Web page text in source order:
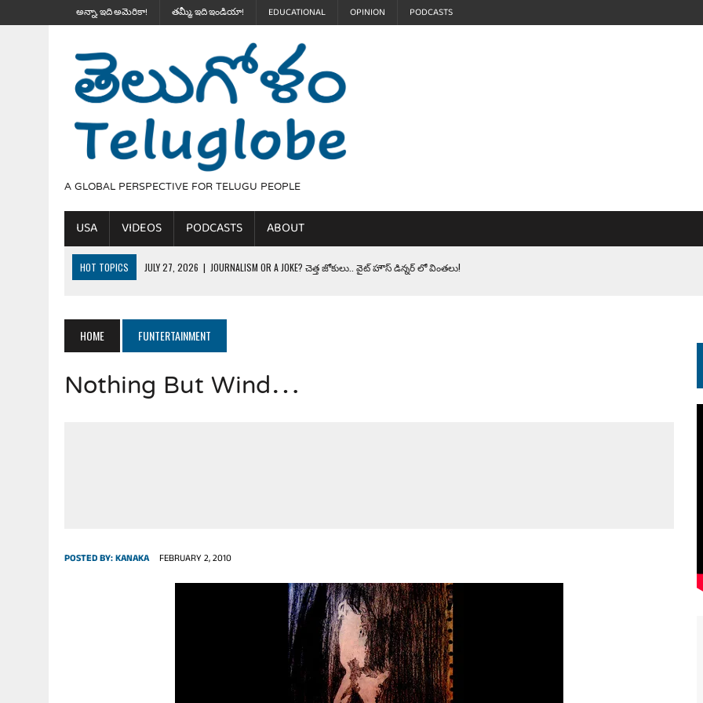
అన్నా, ఇది అమెరికా! తమ్మీ, ఇది ఇండియా! EDUCATIONAL OPINION PODCASTS
A GLOBAL PERSPECTIVE FOR TELUGU PEOPLE
USA VIDEOS PODCASTS ABOUT
HOT TOPICS JULY 27, 2026 | JOURNALISM OR A JOKE? చెత్త జోకులు.. వైట్ హౌస్ డిన్నర్ లో వింతలు!
JULY 24, 2026 | TRUMP’S WILD TOLL BOOTH SCHEME & THE $100K TELEPROMPTER BET. సముద్రంలో ట్రంప్ టోల్ బూత్
JULY 20, 2026
| THE REALITY OF COSTCO, WALMART IN GLOBAL MARKETS.. ఒక మాగా ‘మేధావి’ అజ్ఞానం
HOME FUNTERTAINMENT
Nothing But Wind…
POSTED BY:KANAKA FEBRUARY 2, 2010